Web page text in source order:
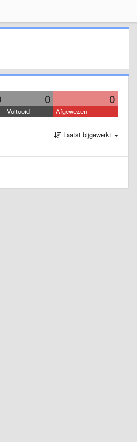
0 0
Voltooid Afgewezen
Laatst bijgewerkt